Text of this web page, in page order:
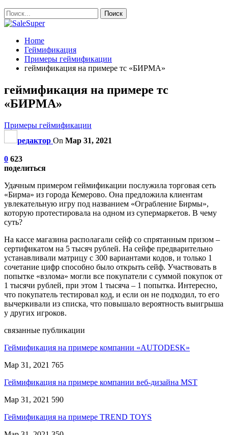
Home
Геймификация
Примеры геймификации
геймификация на примере тс «БИРМА»
геймификация на примере тс
«БИРМА»
Примеры геймификации
редактор On Мар 31, 2021
0 623
поделиться
Удачным примером геймификации послужила торговая сеть
«Бирма» из города Кемерово. Она предложила клиентам
увлекательную игру под названием «Ограбление Бирмы»,
которую протестировала на одном из супермаркетов. В чему
суть?
На кассе магазина располагали сейф со спрятанным призом –
сертификатом на 5 тысяч рублей. На сейфе предварительно
устанавливали матрицу с 300 вариантами кодов, и только 1
сочетание цифр способно было открыть сейф. Участвовать в
попытке «взлома» могли все покупатели с суммой покупок от
1 тысячи рублей, при этом 1 тысяча – 1 попытка. Интересно,
что покупатель тестировал код, и если он не подходил, то его
вычеркивали из списка, что повышало вероятность выигрыша
у других игроков.
связанные публикации
Геймификация на примере компании «AUTODESK»
Мар 31, 2021 765
Геймификация на примере компании веб-дизайна MST
Мар 31, 2021 590
Геймификация на примере TREND TOYS